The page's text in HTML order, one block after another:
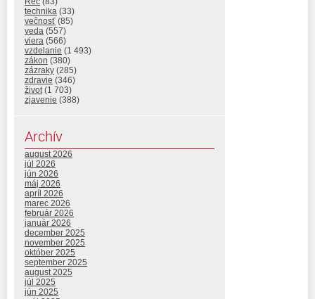
technika (33)
večnosť (85)
veda (557)
viera (566)
vzdelanie (1 493)
zákon (380)
zázraky (285)
zdravie (346)
život (1 703)
zjavenie (388)
Archív
august 2026
júl 2026
jún 2026
máj 2026
apríl 2026
marec 2026
február 2026
január 2026
december 2025
november 2025
október 2025
september 2025
august 2025
júl 2025
jún 2025